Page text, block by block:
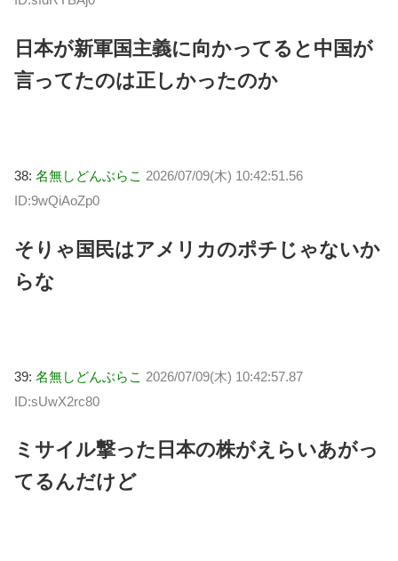
日本が新軍国主義に向かってると中国が
言ってたのは正しかったのか
38: 名無しどんぶらこ 2026/07/09(木) 10:42:51.56
ID:9wQiAoZp0
そりゃ国民はアメリカのポチじゃないか
らな
39: 名無しどんぶらこ 2026/07/09(木) 10:42:57.87
ID:sUwX2rc80
ミサイル撃った日本の株がえらいあがっ
てるんだけど